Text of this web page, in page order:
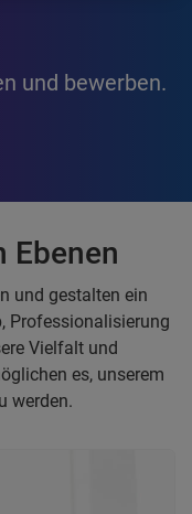
und bewerben.
Ebenen
und gestalten ein
Professionalisierung
Vielfalt und
es, unserem
werden.